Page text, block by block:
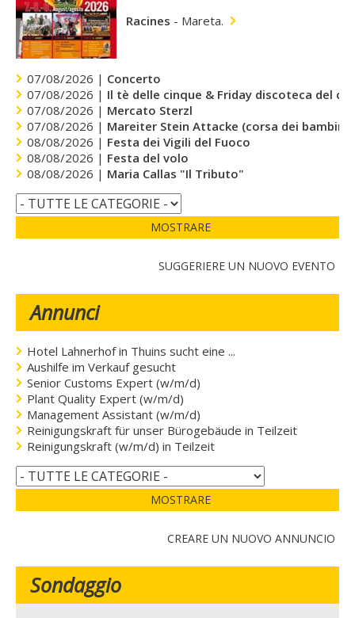
Racines - Mareta.
07/08/2026 | Concerto
07/08/2026 | Il tè delle cinque & Friday discoteca del
07/08/2026 | Mercato Sterzl
07/08/2026 | Mareiter Stein Attacke (corsa dei bambini)
08/08/2026 | Festa dei Vigili del Fuoco
08/08/2026 | Festa del volo
08/08/2026 | Maria Callas "Il Tributo"
MOSTRARE
SUGGERIERE UN NUOVO EVENTO
Annunci
Hotel Lahnerhof in Thuins sucht eine ...
Aushilfe im Verkauf gesucht
Senior Customs Expert (w/m/d)
Plant Quality Expert (w/m/d)
Management Assistant (w/m/d)
Reinigungskraft für unser Bürogebäude in Teilzeit
Reinigungskraft (w/m/d) in Teilzeit
MOSTRARE
CREARE UN NUOVO ANNUNCIO
Sondaggio